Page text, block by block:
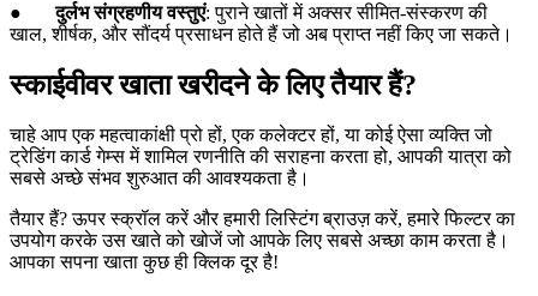
●दुर्लभ संग्रहणीय वस्तुएं: पुराने खातों में अक्सर सीमित-संस्करण की
खाल, शीर्षक, और सौंदर्य प्रसाधन होते हैं जो अब प्राप्त नहीं किए जा सकते।
स्काईवीवर खाता खरीदने के लिए तैयार हैं?
चाहे आप एक महत्वाकांक्षी प्रो हों, एक कलेक्टर हों, या कोई ऐसा व्यक्ति जो
ट्रेडिंग कार्ड गेम्स में शामिल रणनीति की सराहना करता हो, आपकी यात्रा को
सबसे अच्छे संभव शुरुआत की आवश्यकता है।
तैयार हैं? ऊपर स्क्रॉल करें और हमारी लिस्टिंग ब्राउज़ करें, हमारे फिल्टर का
उपयोग करके उस खाते को खोजें जो आपके लिए सबसे अच्छा काम करता है।
आपका सपना खाता कुछ ही क्लिक दूर है!